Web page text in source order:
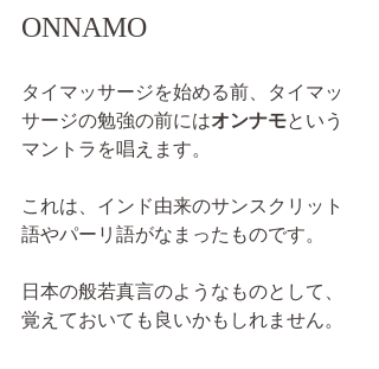
ONNAMO
タイマッサージを始める前、タイマッ
サージの勉強の前にはオンナモという
マントラを唱えます。
これは、インド由来のサンスクリット
語やパーリ語がなまったものです。
日本の般若真言のようなものとして、
覚えておいても良いかもしれません。